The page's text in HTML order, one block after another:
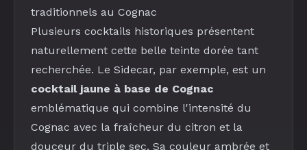
traditionnels au Cognac
Plusieurs cocktails historiques présentent
naturellement cette belle teinte dorée tant
recherchée. Le Sidecar, par exemple, est un
cocktail jaune à base de Cognac
emblématique qui combine l'intensité du
Cognac avec la fraîcheur du citron et la
douceur du triple sec. Sa couleur ambrée et